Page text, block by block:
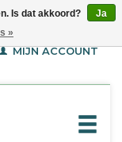
(€--,-
MIJN ACCOUNT
Is dat akkoord?
Ja
»